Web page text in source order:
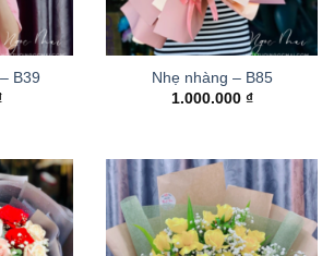
B39
Nhẹ nhàng – B85
1.000.000 ₫